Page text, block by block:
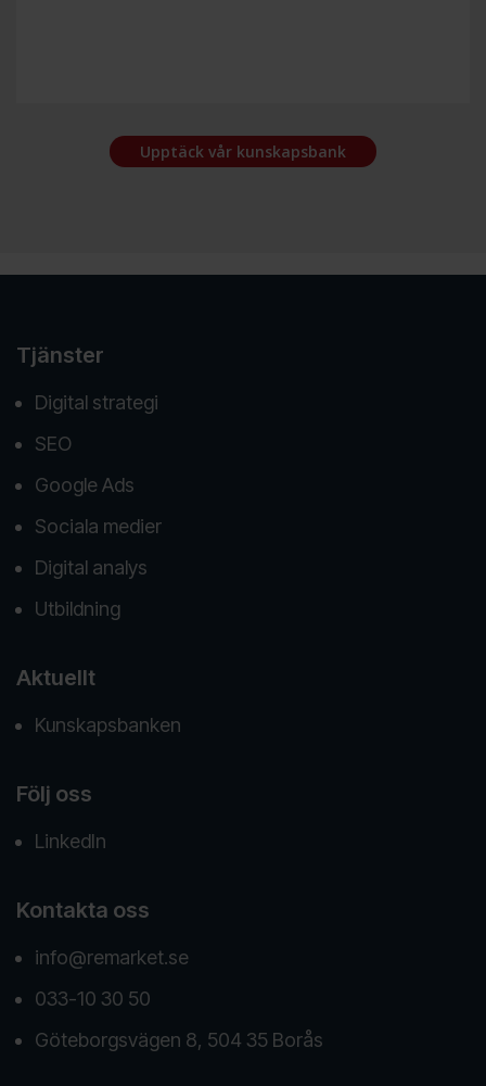
Upptäck vår kunskapsbank
Tjänster
Digital strategi
SEO
Google Ads
Sociala medier
Digital analys
Utbildning
Aktuellt
Kunskapsbanken
Följ oss
LinkedIn
Kontakta oss
info@remarket.se
033-10 30 50
Göteborgsvägen 8, 504 35 Borås